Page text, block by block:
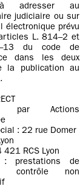
adresser au
judiciaire ou sur
électronique prévu
L. 814–2 et
du code de
dans les deux
la publication au
par Actions
: 22 rue Domer
RCS Lyon
: prestations de
contrôle non